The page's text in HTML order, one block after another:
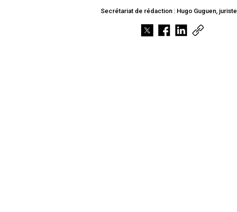
Secrétariat de rédaction : Hugo Guguen, juriste